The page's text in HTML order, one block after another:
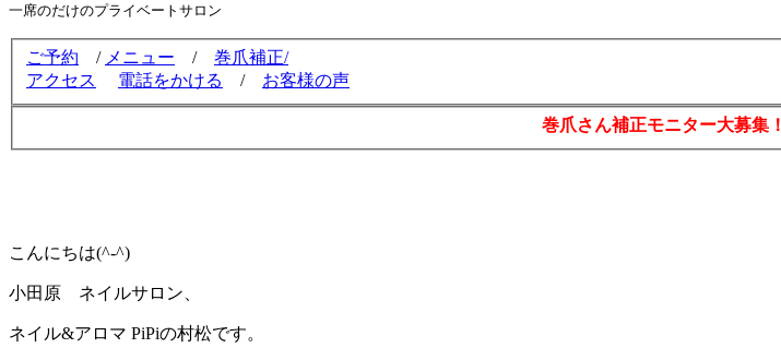
一席のだけのプライベートサロン
ご予約 / メニュー / 巻爪補正/
アクセス
電話をかける / お客様の声
巻爪さん補正モニター大募集！
こんにちは(^-^)
小田原 ネイルサロン、
ネイル&アロマ PiPiの村松です。